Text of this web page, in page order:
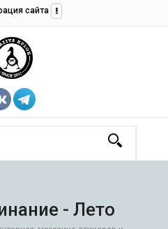
сайта
- Лето